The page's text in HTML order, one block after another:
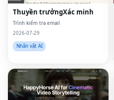
Thuyền trưởngXác minh
Trình kiểm tra email
2026-07-29
Nhân vật AI